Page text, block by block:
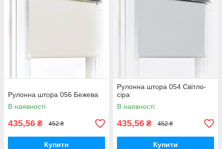
Рулонна штора 056 Бежева
В наявності
435,56 ₴ 452 ₴
Купити
Рулонна штора 054 Світло-
сіра
В наявності
435,56 ₴ 452 ₴
Купити